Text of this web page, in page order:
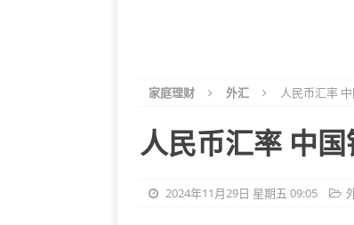
家庭理财 外汇 人民币汇率
人民币汇率 中
2024年11月29日 星期五 09:05